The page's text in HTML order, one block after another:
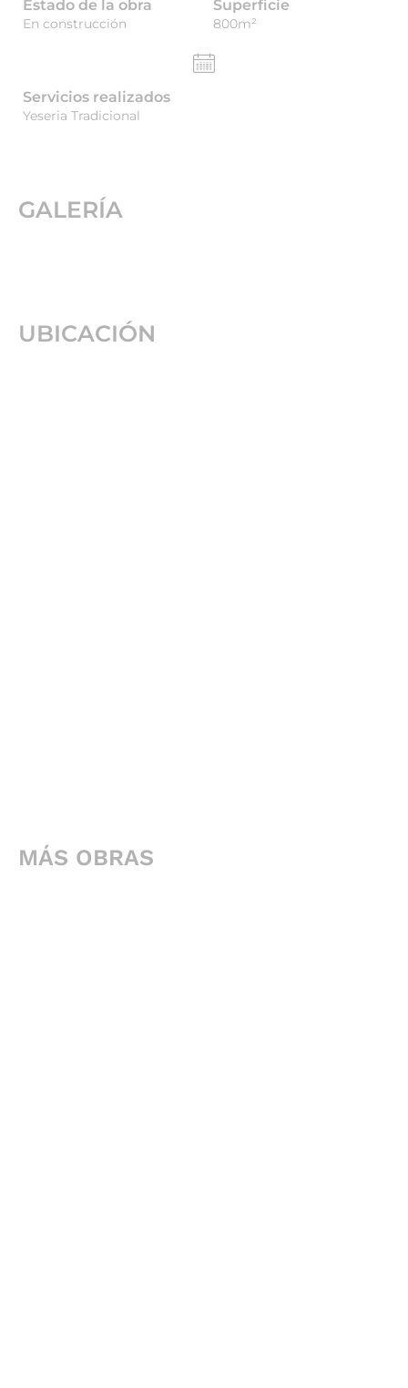
Estado de la obra
En construcción
Superficie
800m²
Servicios realizados
Yeseria Tradicional
GALERÍA
UBICACIÓN
MÁS OBRAS